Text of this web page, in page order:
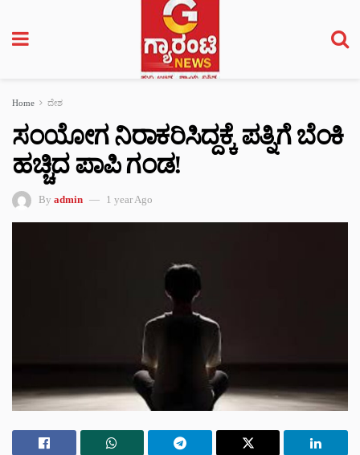
Home ದೇಶ
ಸಂಯೋಗ ನಿರಾಕರಿಸಿದ್ದಕ್ಕೆ ಪತ್ನಿಗೆ ಬೆಂಕಿ
ಹಚ್ಚಿದ ಪಾಪಿ ಗಂಡ!
By admin 1 year Ago